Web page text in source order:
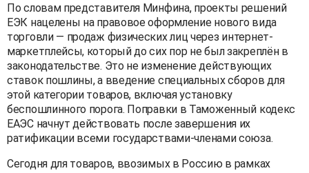
По словам представителя Минфина, проекты решений
ЕЭК нацелены на правовое оформление нового вида
торговли — продаж физических лиц через интернет-
маркетплейсы, который до сих пор не был закреплён в
законодательстве. Это не изменение действующих
ставок пошлины, а введение специальных сборов для
этой категории товаров, включая установку
беспошлинного порога. Поправки в Таможенный кодекс
ЕАЭС начнут действовать после завершения их
ратификации всеми государствами-членами союза.
Сегодня для товаров, ввозимых в Россию в рамках